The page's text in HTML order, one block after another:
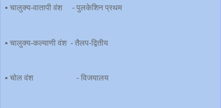
▪️ चालुक्य-वातापी वंश - पुलकेशिन प्रथम
▪️ चालुक्य-कल्याणी वंश - तैलप-द्वितीय
▪️ चोल वंश - विजयालय